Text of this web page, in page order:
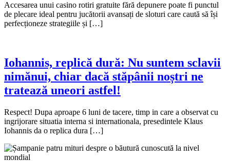
Accesarea unui casino rotiri gratuite fără depunere poate fi punctul
de plecare ideal pentru jucătorii avansați de sloturi care caută să își
perfecționeze strategiile și […]
Iohannis, replică dură: Nu suntem sclavii
nimănui, chiar dacă stăpânii noștri ne
tratează uneori astfel!
Respect! Dupa aproape 6 luni de tacere, timp in care a observat cu
ingrijorare situatia interna si internationala, presedintele Klaus
Iohannis da o replica dura […]